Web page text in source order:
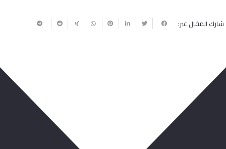
شارك المقال عبر: